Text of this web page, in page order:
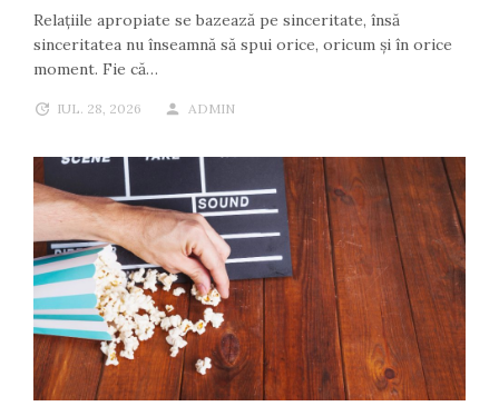
Relațiile apropiate se bazează pe sinceritate, însă
sinceritatea nu înseamnă să spui orice, oricum și în orice
moment. Fie că…
IUL. 28, 2026 ADMIN